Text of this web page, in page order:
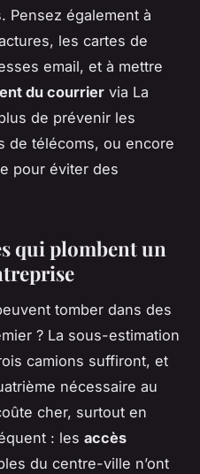
Pensez également à
les cartes de
email, et à mettre
du courrier via La
de prévenir les
de télécoms, ou encore
pour éviter des
qui plombent un
tomber dans des
? La sous-estimation
camions suffiront, et
nécessaire au
cher, surtout en
: les accès
du centre-ville n’ont